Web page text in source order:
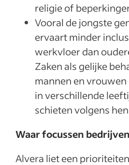
religie of
Vooral de jongste
ervaart minder
werkvloer dan
Zaken als gelijke
mannen en vrouwen
in verschillende
schieten volgens
Waar focussen
Alvera liet een